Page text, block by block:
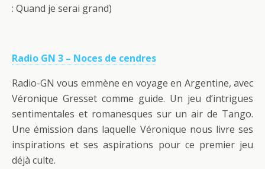
: Quand je serai grand)
Radio GN 3 – Noces de cendres
Radio-GN vous emmène en voyage en Argentine, avec
Véronique Gresset comme guide. Un jeu d’intrigues
sentimentales et romanesques sur un air de Tango.
Une émission dans laquelle Véronique nous livre ses
inspirations et ses aspirations pour ce premier jeu
déjà culte.